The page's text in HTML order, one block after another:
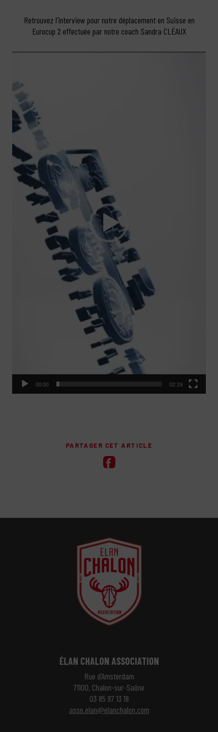
Retrouvez l’interview pour notre déplacement en Suisse en
Eurocup 2 effectuée par notre coach Sandra CLÉAUX
Lecteur
00:00 02:19
PARTAGER CET ARTICLE
ÉLAN CHALON ASSOCIATION
Rue d’Amsterdam
71100, Chalon-sur-Saône
03 85 97 13 18
asso.elan@elanchalon.com